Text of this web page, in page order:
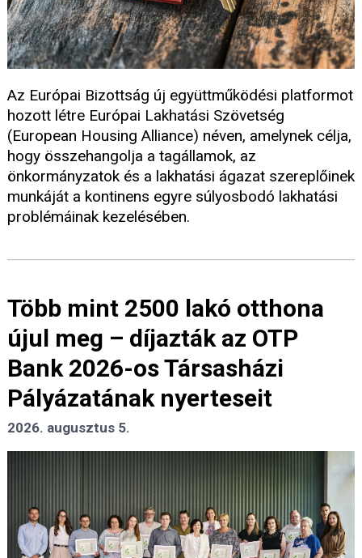
Az Európai Bizottság új együttműködési platformot
hozott létre Európai Lakhatási Szövetség
(European Housing Alliance) néven, amelynek célja,
hogy összehangolja a tagállamok, az
önkormányzatok és a lakhatási ágazat szereplőinek
munkáját a kontinens egyre súlyosbodó lakhatási
problémáinak kezelésében.
Több mint 2500 lakó otthona
újul meg – díjazták az OTP
Bank 2026-os Társasházi
Pályázatának nyerteseit
2026. augusztus 5.